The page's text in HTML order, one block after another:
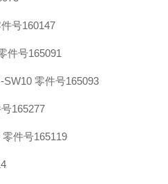
号160147
件号165091
零件号165093
165277
件号165119